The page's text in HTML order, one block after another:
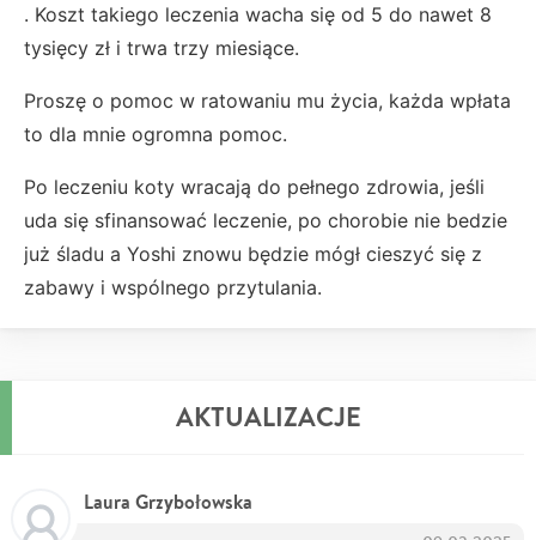
. Koszt takiego leczenia wacha się od 5 do nawet 8
tysięcy zł i trwa trzy miesiące.
Proszę o pomoc w ratowaniu mu życia, każda wpłata
to dla mnie ogromna pomoc.
Po leczeniu koty wracają do pełnego zdrowia, jeśli
uda się sfinansować leczenie, po chorobie nie bedzie
już śladu a Yoshi znowu będzie mógł cieszyć się z
zabawy i wspólnego przytulania.
AKTUALIZACJE
Laura Grzybołowska